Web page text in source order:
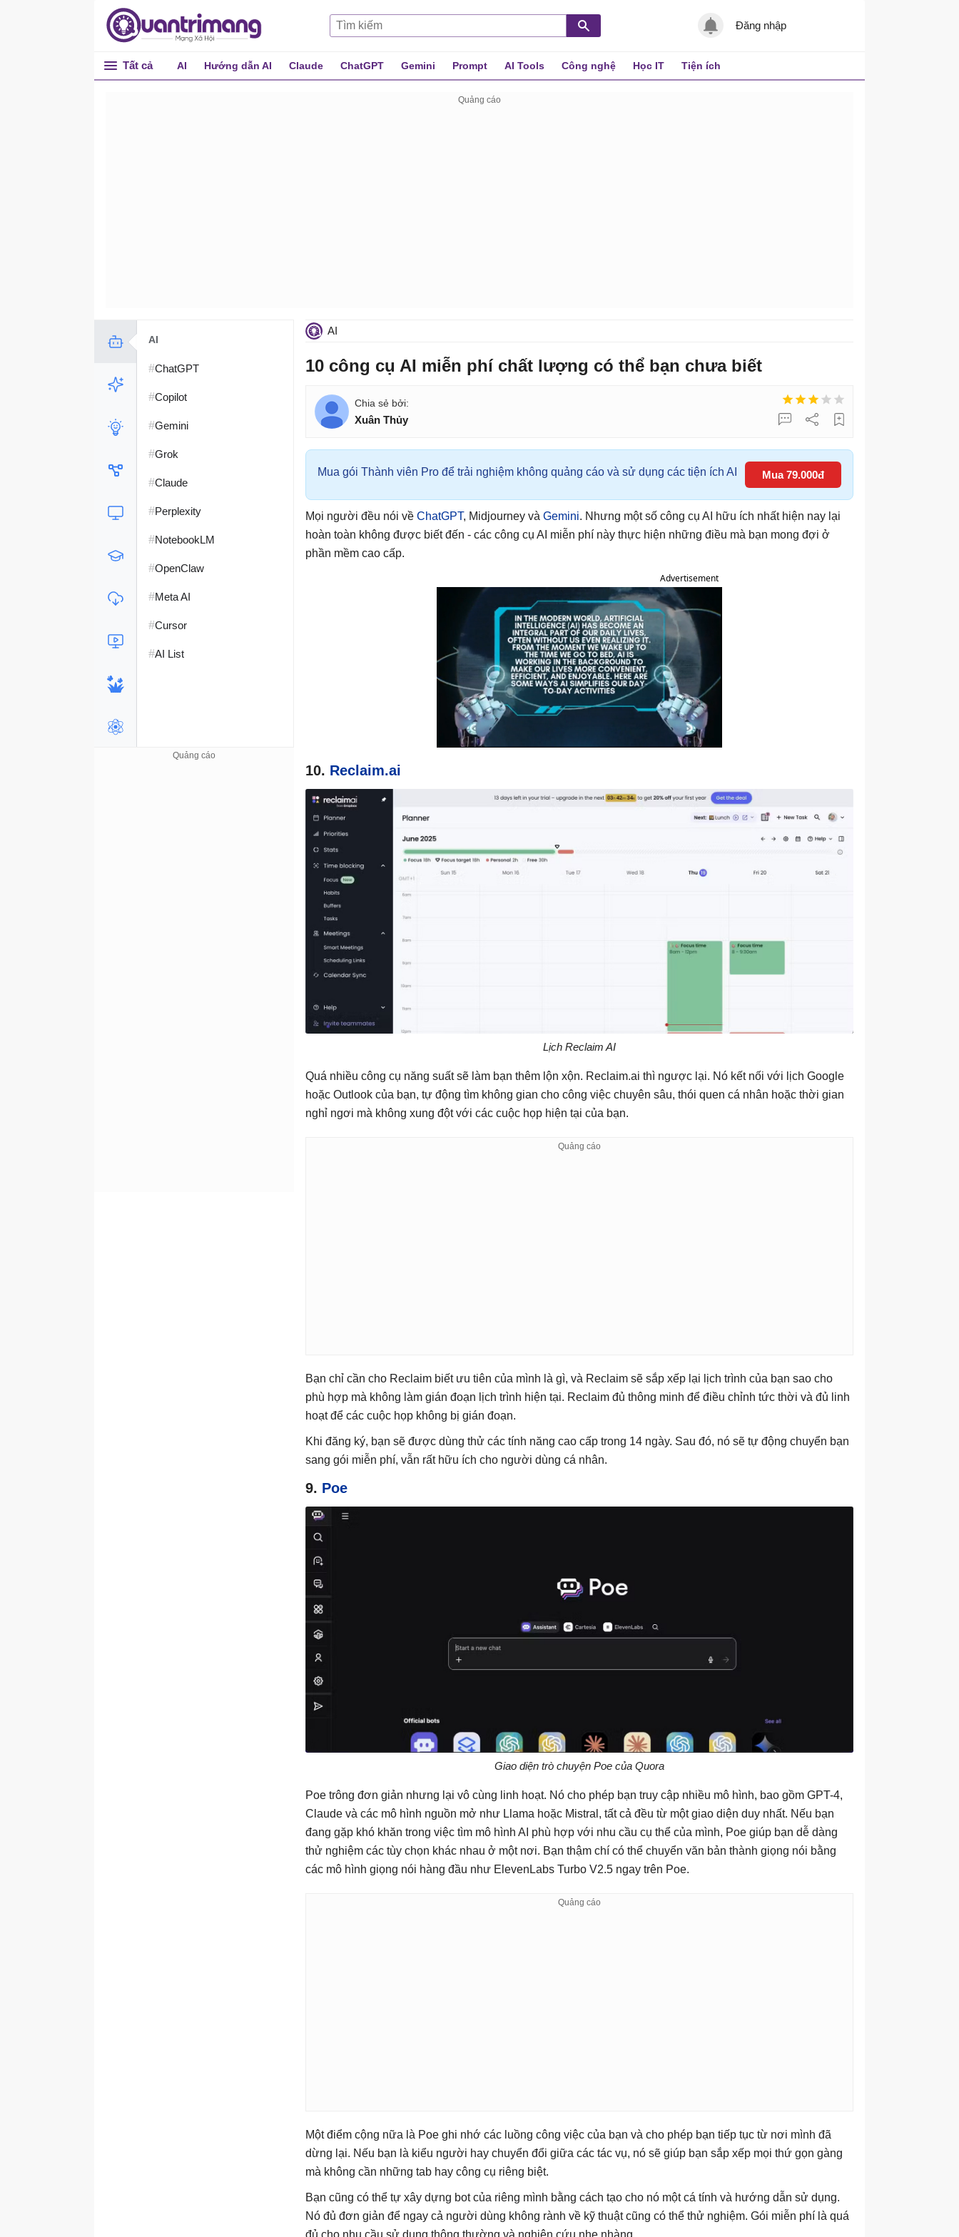
Đăng nhập
Tất cả AI Hướng dẫn AI Claude ChatGPT Gemini Prompt AI Tools Công nghệ Học IT Tiện ích
AI
10 công cụ AI miễn phí chất lượng có thể bạn chưa biết
Xuân Thủy
Mua gói Thành viên Pro để trải nghiệm không quảng cáo và sử dụng các tiện ích AI Mua 79.000đ
Mọi người đều nói về ChatGPT, Midjourney và Gemini. Nhưng một số công cụ AI hữu ích nhất hiện nay lại
hoàn toàn không được biết đến - các công cụ AI miễn phí này thực hiện những điều mà bạn mong đợi ở
phần mềm cao cấp.
Advertisement
10. Reclaim.ai
Lịch Reclaim AI
Quá nhiều công cụ năng suất sẽ làm bạn thêm lộn xộn. Reclaim.ai thì ngược lại. Nó kết nối với lịch Google
hoặc Outlook của bạn, tự động tìm không gian cho công việc chuyên sâu, thói quen cá nhân hoặc thời gian
nghỉ ngơi mà không xung đột với các cuộc họp hiện tại của bạn.
Bạn chỉ cần cho Reclaim biết ưu tiên của mình là gì, và Reclaim sẽ sắp xếp lại lịch trình của bạn sao cho
phù hợp mà không làm gián đoạn lịch trình hiện tại. Reclaim đủ thông minh để điều chỉnh tức thời và đủ linh
hoạt để các cuộc họp không bị gián đoạn.
Khi đăng ký, bạn sẽ được dùng thử các tính năng cao cấp trong 14 ngày. Sau đó, nó sẽ tự động chuyển bạn
sang gói miễn phí, vẫn rất hữu ích cho người dùng cá nhân.
9. Poe
Giao diện trò chuyện Poe của Quora
Poe trông đơn giản nhưng lại vô cùng linh hoạt. Nó cho phép bạn truy cập nhiều mô hình, bao gồm GPT-4,
Claude và các mô hình nguồn mở như Llama hoặc Mistral, tất cả đều từ một giao diện duy nhất. Nếu bạn
đang gặp khó khăn trong việc tìm mô hình AI phù hợp với nhu cầu cụ thể của mình, Poe giúp bạn dễ dàng
thử nghiệm các tùy chọn khác nhau ở một nơi. Bạn thậm chí có thể chuyển văn bản thành giọng nói bằng
các mô hình giọng nói hàng đầu như ElevenLabs Turbo V2.5 ngay trên Poe.
Một điểm cộng nữa là Poe ghi nhớ các luồng công việc của bạn và cho phép bạn tiếp tục từ nơi mình đã
dừng lại. Nếu bạn là kiểu người hay chuyển đổi giữa các tác vụ, nó sẽ giúp bạn sắp xếp mọi thứ gọn gàng
mà không cần những tab hay công cụ riêng biệt.
Bạn cũng có thể tự xây dựng bot của riêng mình bằng cách tạo cho nó một cá tính và hướng dẫn sử dụng.
Nó đủ đơn giản để ngay cả người dùng không rành về kỹ thuật cũng có thể thử nghiệm. Gói miễn phí là quá
đủ cho nhu cầu sử dụng thông thường và nghiên cứu nhẹ nhàng.
AI
#ChatGPT
#Copilot
#Gemini
#Grok
#Claude
#Perplexity
#NotebookLM
#OpenClaw
#Meta AI
#Cursor
#AI List